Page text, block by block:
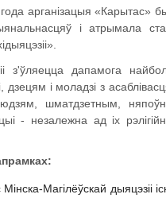
арганізацыя «Карытас»
і атрымала
з'ўляецца дапамога
і моладзі з
шматдзетным,
- незалежна ад іх
Магілёўскай дыяцэзіі